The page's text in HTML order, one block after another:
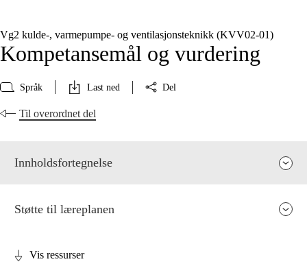
Vg2 kulde-, varmepumpe- og ventilasjonsteknikk (KVV02‑01)
Kompetansemål og vurdering
Språk Last ned Del
Til overordnet del
Innholdsfortegnelse
Støtte til læreplanen
Vis ressurser